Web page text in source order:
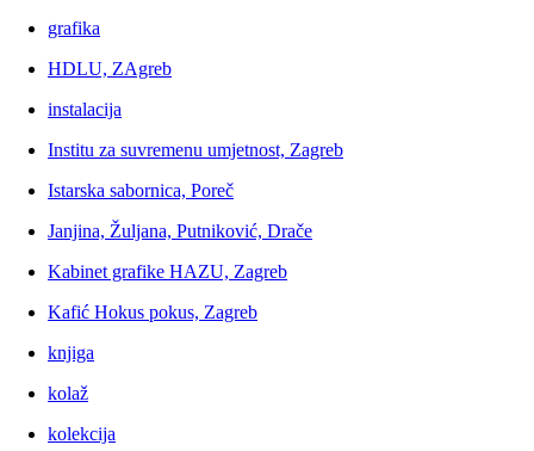
grafika
HDLU, ZAgreb
instalacija
Institu za suvremenu umjetnost, Zagreb
Istarska sabornica, Poreč
Janjina, Žuljana, Putniković, Drače
Kabinet grafike HAZU, Zagreb
Kafić Hokus pokus, Zagreb
knjiga
kolaž
kolekcija